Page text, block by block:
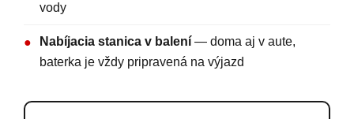
vody
● Nabíjacia stanica v balení — doma aj v aute,
baterka je vždy pripravená na výjazd